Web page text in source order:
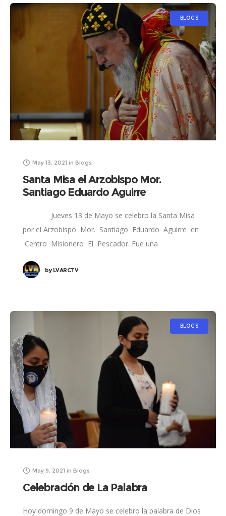
BLOGS
May 13, 2021 in Blogs
Santa Misa el Arzobispo Mor.
Santiago Eduardo Aguirre
Jueves 13 de Mayo se celebro la Santa Misa
por el Arzobispo Mor. Santiago Eduardo Aguirre en
Centro Misionero El Pescador. Fue una
byLVARCTV
BLOGS
May 9, 2021 in Blogs
Celebración de La Palabra
Hoy domingo 9 de Mayo se celebro la palabra de Dios